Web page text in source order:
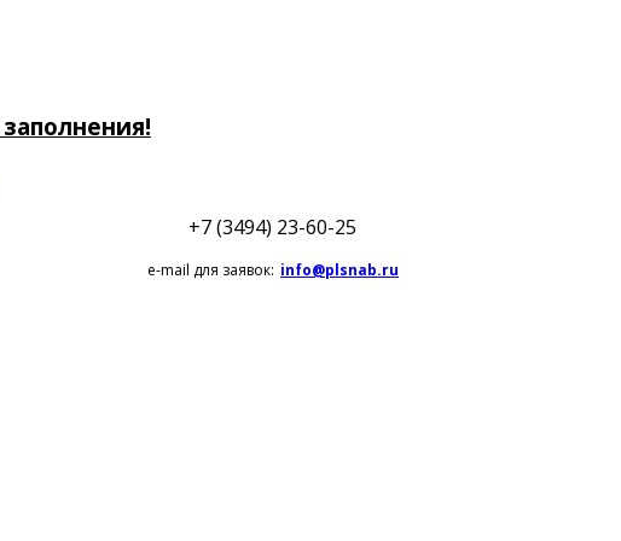
+7 (3494) 23-60-25
e-mail для заявок: info@plsnab.ru